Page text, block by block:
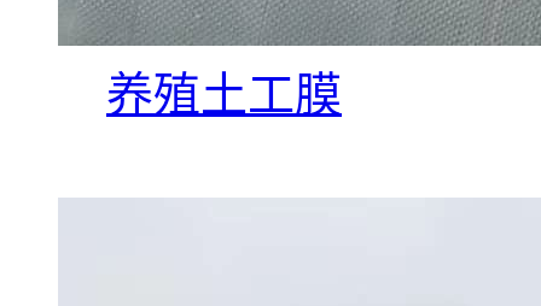
养殖土工膜